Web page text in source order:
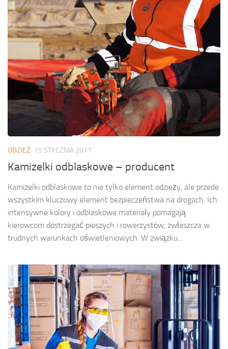
ODZIEŻ 15 STYCZNIA 2017
Kamizelki odblaskowe – producent
Kamizelki odblaskowe to nie tylko element odzieży, ale przede
wszystkim kluczowy element bezpieczeństwa na drogach. Ich
intensywne kolory i odblaskowe materiały pomagają
kierowcom dostrzegać pieszych i rowerzystów, zwłaszcza w
trudnych warunkach oświetleniowych. W związku...